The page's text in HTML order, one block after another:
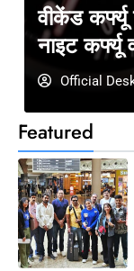
Featured
वीकेंड कर्फ्यू
नाइट कर्फ्यू
Official